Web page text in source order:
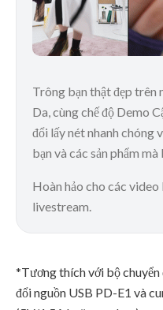
Trông bạn thật đẹp trên
Da, cùng chế độ Demo
đổi lấy nét nhanh chóng
bạn và các sản phẩm
Hoàn hảo cho các video
livestream.
*Tương thích với bộ chuyển
đổi nguồn USB PD-E1 và